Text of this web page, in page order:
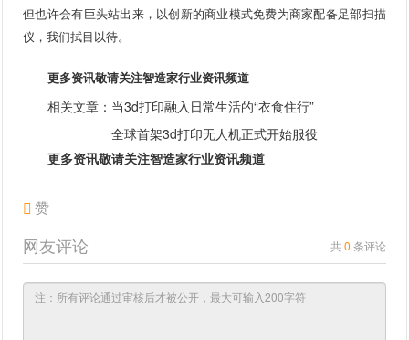
但也许会有巨头站出来，以创新的商业模式免费为商家配备足部扫描
仪，我们拭目以待。
更多资讯敬请关注智造家行业资讯频道
相关文章： 当3d打印融入日常生活的“衣食住行”
全球首架3d打印无人机正式开始服役
更多资讯敬请关注智造家行业资讯频道
赞
网友评论 共0 条评论